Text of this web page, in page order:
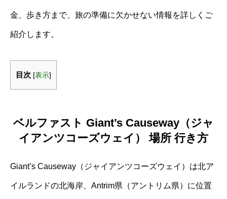
金、歩き方まで、旅の準備に欠かせない情報を詳しくご
紹介します。
目次 [表示]
ベルファスト Giant’s Causeway（ジャ
イアンツコーズウェイ） 場所 行き方
Giant’s Causeway（ジャイアンツコーズウェイ）は北ア
イルランドの北海岸、Antrim県（アントリム県）に位置